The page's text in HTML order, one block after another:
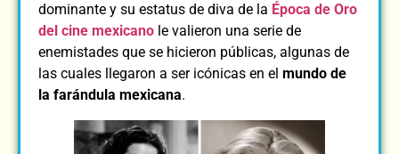
dominante y su estatus de diva de la Época de Oro
del cine mexicano le valieron una serie de
enemistades que se hicieron públicas, algunas de
las cuales llegaron a ser icónicas en el mundo de
la farándula mexicana.